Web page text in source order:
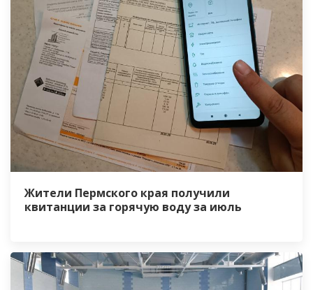
Жители Пермского края получили
квитанции за горячую воду за июль